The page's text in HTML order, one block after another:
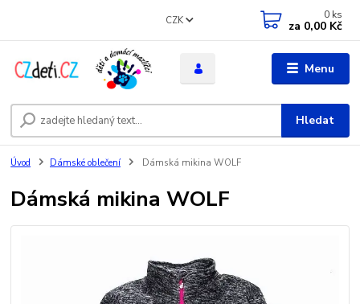
Menu
CZK
Hledat
0 ks
za 0,00 Kč
Úvod Dámské oblečení Dámská mikina WOLF
Dámská mikina WOLF